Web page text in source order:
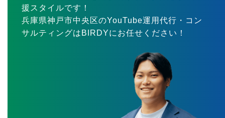
援スタイルです！
兵庫県神戸市中央区のYouTube運用代行・コン
サルティングはBIRDYにお任せください！